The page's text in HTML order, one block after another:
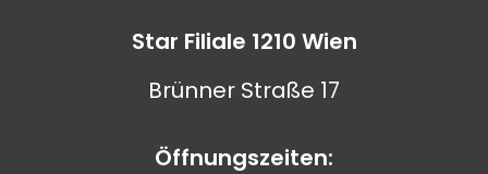
Star Filiale 1210 Wien
Brünner Straße 17
Öffnungszeiten: